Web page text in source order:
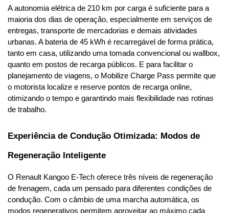
A autonomia elétrica de 210 km por carga é suficiente para a
maioria dos dias de operação, especialmente em serviços de
entregas, transporte de mercadorias e demais atividades
urbanas. A bateria de 45 kWh é recarregável de forma prática,
tanto em casa, utilizando uma tomada convencional ou wallbox,
quanto em postos de recarga públicos. E para facilitar o
planejamento de viagens, o Mobilize Charge Pass permite que
o motorista localize e reserve pontos de recarga online,
otimizando o tempo e garantindo mais flexibilidade nas rotinas
de trabalho.
Experiência de Condução Otimizada: Modos de
Regeneração Inteligente
O Renault Kangoo E-Tech oferece três níveis de regeneração
de frenagem, cada um pensado para diferentes condições de
condução. Com o câmbio de uma marcha automática, os
modos regenerativos permitem aproveitar ao máximo cada